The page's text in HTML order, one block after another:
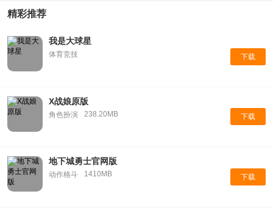
精彩推荐
我是大球星
体育竞技 下载
X战娘原版
角色扮演 238.20MB 下载
地下城勇士官网版
动作格斗 1410MB 下载